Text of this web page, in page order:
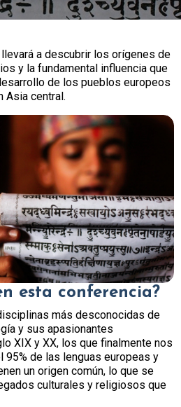
a descubrir los orígenes de
y la fundamental influencia que
de los pueblos europeos
Asia central.
esta conferencia?
más desconocidas de
y sus apasionantes
XIX y XX, los que finalmente nos
95% de las lenguas europeas y
un origen común, lo que se
culturales y religiosos que